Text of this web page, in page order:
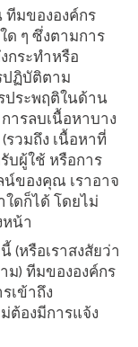
มขององค์กร
ด ๆ ซึ่งตามการ
กระทำหรือ
ปฏิบัติตาม
ระพฤติในด้าน
ารลบเนื้อหาบาง
วมถึง เนื้อหาที่
บผู้ใช้ หรือการ
ของคุณ เราอาจ
ดก็ได้ โดยไม่
น้า
หรือเราสงสัยว่า
) ทีมขององค์กร
เข้าถึง
องมีการแจ้ง